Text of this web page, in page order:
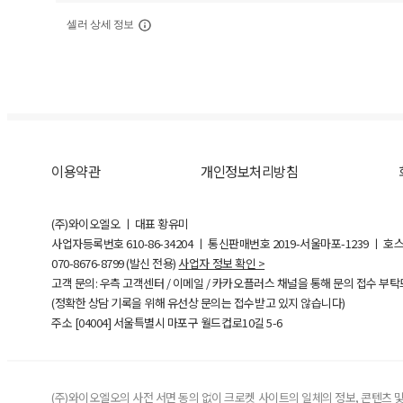
셀러 상세 정보
이용약관 개인정보처리방침
(주)와이오엘오 ㅣ 대표 황유미
사업자등록번호610-86-34204ㅣ 통신판매번호 2019-서울마포-1239 ㅣ 호
070-8676-8799 (발신 전용) 사업자 정보 확인 >
고객 문의: 우측 고객센터 / 이메일 / 카카오플러스 채널을 통해 문의 접수 부
(정확한 상담 기록을 위해 유선상 문의는 접수받고 있지 않습니다)
주소 [04004] 서울특별시 마포구 월드컵로10길5-6
(주)와이오엘오의 사전 서면 동의 없이 크로켓 사이트의 일체의 정보, 콘텐츠